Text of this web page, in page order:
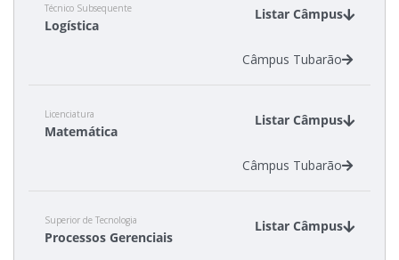
Técnico Subsequente
Logística
Listar Câmpus
Câmpus Tubarão
Licenciatura
Matemática
Listar Câmpus
Câmpus Tubarão
Superior de Tecnologia
Processos Gerenciais
Listar Câmpus